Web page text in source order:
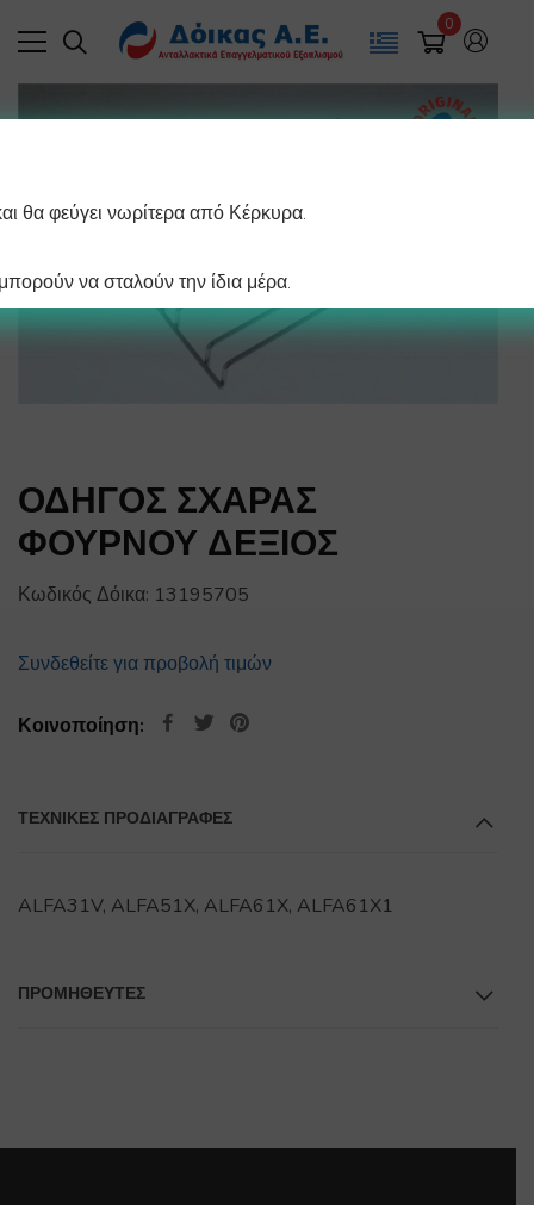
0
ΟΔΗΓΟΣ ΣΧΑΡΑΣ
ΦΟΥΡΝΟΥ ΔΕΞΙΟΣ
Κωδικός Δόικα: 13195705
Συνδεθείτε για προβολή τιμών
Κοινοποίηση:
ΤΕΧΝΙΚΕΣ ΠΡΟΔΙΑΓΡΑΦΕΣ
ALFA31V, ALFA51X, ALFA61X, ALFA61X1
ΠΡΟΜΗΘΕΥΤΕΣ
θα φεύγει νωρίτερα από Κέρκυρα.
να σταλούν την ίδια μέρα.